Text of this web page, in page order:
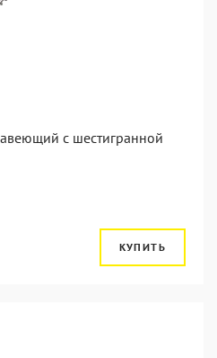
с шестигранной
КУПИТЬ